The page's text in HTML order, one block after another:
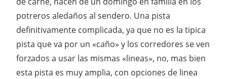
potreros aledaños al sendero. Una pista
definitivamente complicada, ya que no es la tipica
pista que va por un «caño» y los corredores se ven
forzados a usar las mismas «lineas», no, mas bien
esta pista es muy amplia, con opciones de linea